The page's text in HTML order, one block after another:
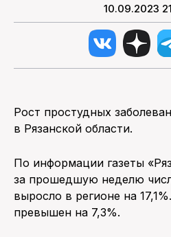
10.09.2023
Рост простудных
в Рязанской области.
По информации газеты
за прошедшую неделю
выросло в регионе на
превышен на 7,3%.